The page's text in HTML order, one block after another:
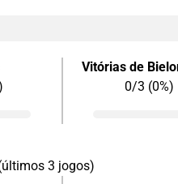
Vitórias de
0/3 (0%)
3 jogos)